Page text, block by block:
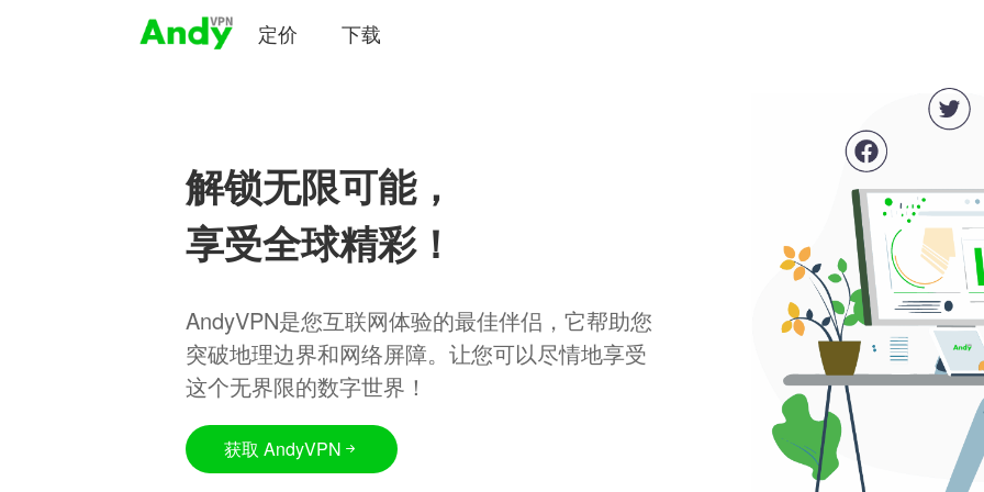
定价 下载
解锁无限可能，
享受全球精彩！
AndyVPN是您互联网体验的最佳伴侣，它帮助您
突破地理边界和网络屏障。让您可以尽情地享受
这个无界限的数字世界！
获取 AndyVPN